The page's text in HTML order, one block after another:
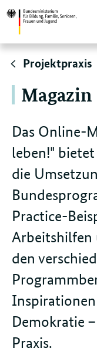
Direktlink:
Projektpraxis
Magazin
Das Online-
leben!"
die
Practice-
Arbeitshilfen
den
Demokratie
Praxis.